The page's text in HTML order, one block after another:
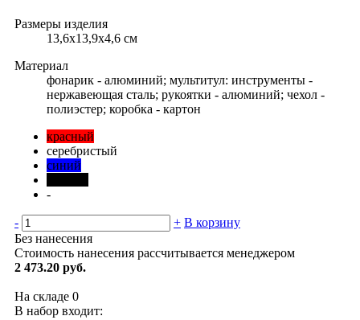
Размеры изделия
13,6х13,9х4,6 см
Материал
фонарик - алюминий; мультитул: инструменты -
нержавеющая сталь; рукоятки - алюминий; чехол -
полиэстер; коробка - картон
красный
серебристый
синий
-
- + В корзину
Без нанесения
Стоимость нанесения рассчитывается менеджером
2 473.20 руб.
На складе 0
В набор входит: